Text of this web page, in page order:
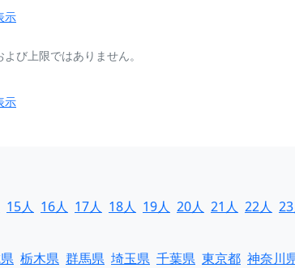
示
び上限ではありません。
示
15人 16人 17人 18人 19人 20人 21人 22人
栃木県 群馬県 埼玉県 千葉県 東京都 神奈川